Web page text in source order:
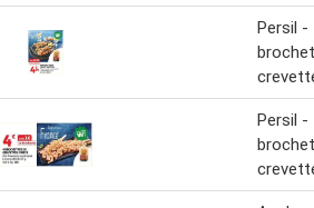
Persil -
Persil -